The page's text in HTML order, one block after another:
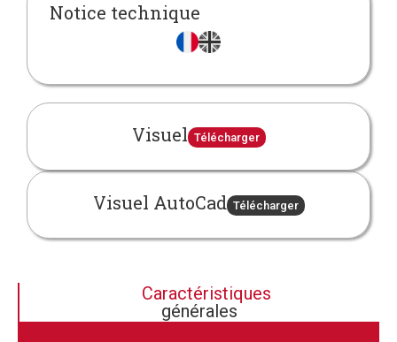
Notice technique
Visuel Télécharger
Visuel AutoCad Télécharger
Caractéristiques
générales